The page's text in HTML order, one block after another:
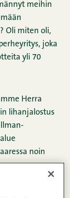
meihin
Oli miten oli,
joka
yli 70
Herra
lihanjalostus
noin